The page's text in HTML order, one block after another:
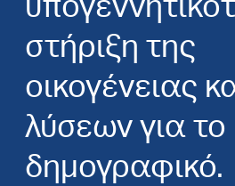
στήριξη της
οικογένειας
λύσεων για το
δημογραφικό.